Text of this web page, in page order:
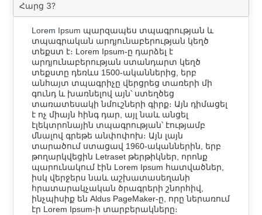
իսկ վերջերս նաև աշխատասեղանի
հրատարակչական ծրագրերի շնորհիվ,
ինչպիսիք են Aldus PageMaker-ը, որը ներառում
էր Lorem Ipsum-ի տարբերակները։
Հարց 3?
Lorem Ipsum պարզապես տպագրության և
տպագրական արդյունաբերության կեղծ
տեքստ է։ Lorem Ipsum-ը դարձել է
արդյունաբերության ստանդարտ կեղծ
տեքստը դեռևս 1500-ականներից, երբ
անհայտ տպագրիչը վերցրեց տառերի մի
գունդ և խառնելով այն՝ ստեղծեց
տառատեսակի նմուշների գիրք։ Այն դիմացել
է ոչ միայն հինգ դար, այլ նաև անցել
էլեկտրոնային տպագրության՝ էությամբ
մնալով գրեթե անփոփոխ։ Այն լայն
տարածում ստացավ 1960-ականներին, երբ
թողարկվեցին Letraset թերթիկներ, որոնք
պարունակում էին Lorem Ipsum հատվածներ,
իսկ վերջերս նաև աշխատասեղանի
հրատարակչական ծրագրերի շնորհիվ,
ինչպիսիք են Aldus PageMaker-ը, որը ներառում
էր Lorem Ipsum-ի տարբերակները։